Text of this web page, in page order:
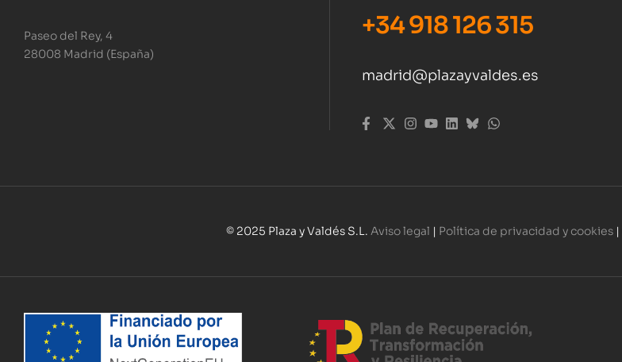
Paseo del Rey, 4
28008 Madrid (España)
+34 918 126 315
madrid@plazayvaldes.es
© 2025 Plaza y Valdés S.L. Aviso legal | Política de privacidad y cookies |